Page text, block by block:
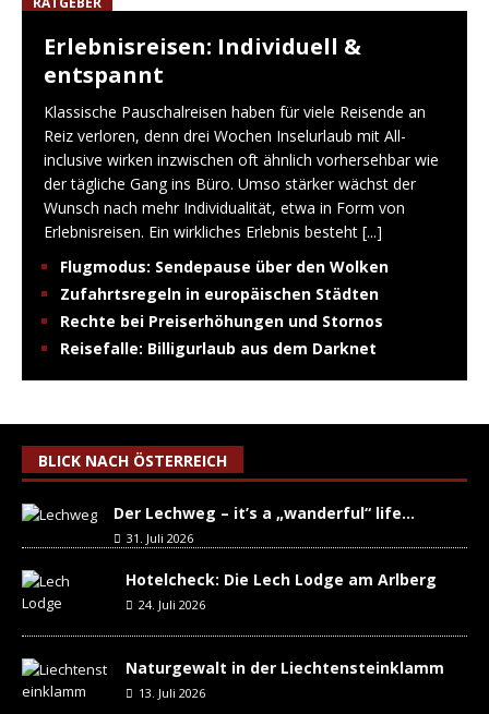
Erlebnisreisen: Individuell &
entspannt
Klassische Pauschalreisen haben für viele Reisende an
Reiz verloren, denn drei Wochen Inselurlaub mit All-
inclusive wirken inzwischen oft ähnlich vorhersehbar wie
der tägliche Gang ins Büro. Umso stärker wächst der
Wunsch nach mehr Individualität, etwa in Form von
Erlebnisreisen. Ein wirkliches Erlebnis besteht [...]
Flugmodus: Sendepause über den Wolken
Zufahrtsregeln in europäischen Städten
Rechte bei Preiserhöhungen und Stornos
Reisefalle: Billigurlaub aus dem Darknet
BLICK NACH ÖSTERREICH
Der Lechweg – it’s a „wanderful“ life…
31. Juli 2026
Hotelcheck: Die Lech Lodge am Arlberg
24. Juli 2026
Naturgewalt in der Liechtensteinklamm
13. Juli 2026